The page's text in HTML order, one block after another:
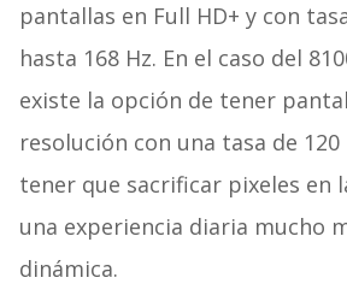
pantallas en Full HD+ y con
hasta 168 Hz. En el caso del
existe la opción de tener
resolución con una tasa de
tener que sacrificar pixeles en
una experiencia diaria mucho
dinámica.